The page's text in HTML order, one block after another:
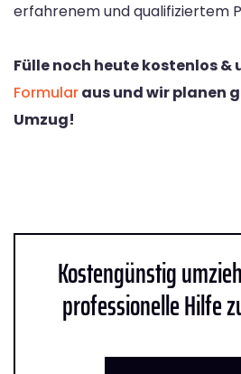
erfahrenem und qualifiziertem
Fülle noch heute kostenlos
Formularaus und wir planen
Umzug!
Kostengünstig
professionelle Hilfe